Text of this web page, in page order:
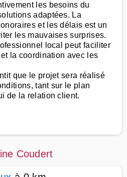
les besoins du
adaptées. La
et les délais est un
les mauvaises surprises.
local peut faciliter
la coordination avec les
que le projet sera réalisé
tant sur le plan
de la relation client.
Coudert